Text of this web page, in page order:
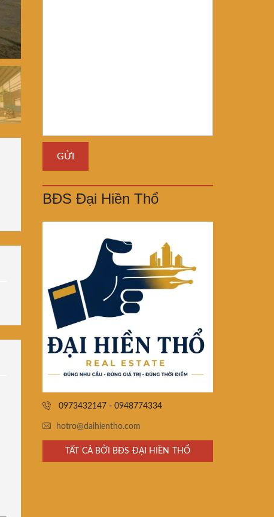
BĐS Đại Hiền Thổ
0973432147 - 0948774334
hotro@daihientho.com
TẤT CẢ BỞI BĐS ĐẠI HIỀN THỔ